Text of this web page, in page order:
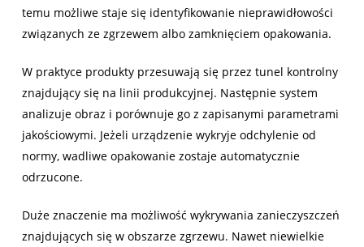
temu możliwe staje się identyfikowanie nieprawidłowości
związanych ze zgrzewem albo zamknięciem opakowania.
W praktyce produkty przesuwają się przez tunel kontrolny
znajdujący się na linii produkcyjnej. Następnie system
analizuje obraz i porównuje go z zapisanymi parametrami
jakościowymi. Jeżeli urządzenie wykryje odchylenie od
normy, wadliwe opakowanie zostaje automatycznie
odrzucone.
Duże znaczenie ma możliwość wykrywania zanieczyszczeń
znajdujących się w obszarze zgrzewu. Nawet niewielkie